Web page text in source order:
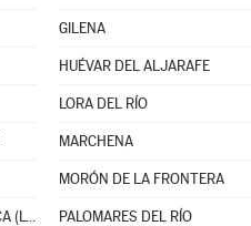
GILENA
HUÉVAR DEL ALJARAFE
LORA DEL RÍO
MARCHENA
MORÓN DE LA FRONTERA
PALACIOS Y VILLAFRANCA (LOS) PALOMARES DEL RÍO